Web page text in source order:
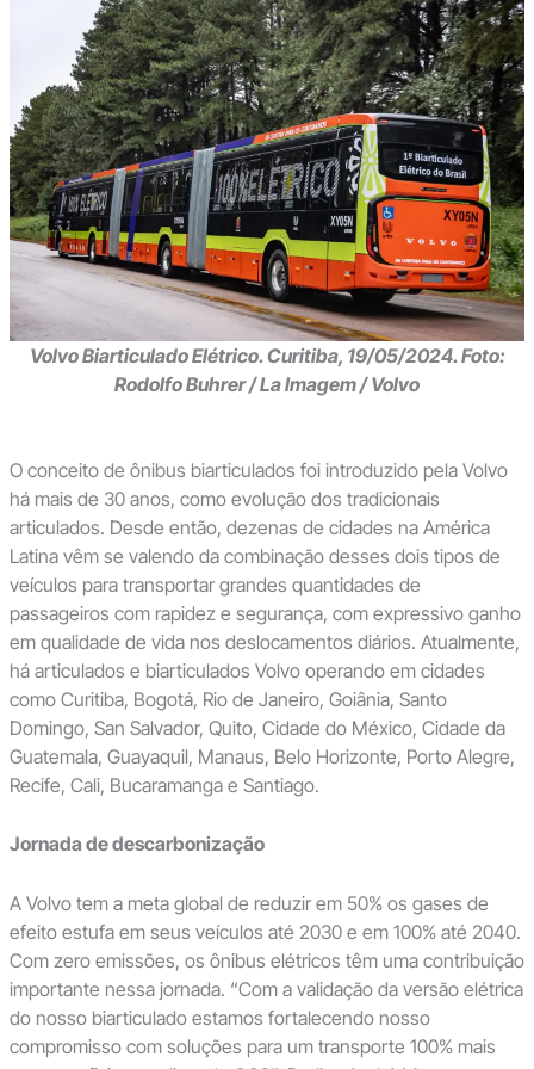
Volvo Biarticulado Elétrico. Curitiba, 19/05/2024. Foto:
Rodolfo Buhrer / La Imagem / Volvo
O conceito de ônibus biarticulados foi introduzido pela Volvo
há mais de 30 anos, como evolução dos tradicionais
articulados. Desde então, dezenas de cidades na América
Latina vêm se valendo da combinação desses dois tipos de
veículos para transportar grandes quantidades de
passageiros com rapidez e segurança, com expressivo ganho
em qualidade de vida nos deslocamentos diários. Atualmente,
há articulados e biarticulados Volvo operando em cidades
como Curitiba, Bogotá, Rio de Janeiro, Goiânia, Santo
Domingo, San Salvador, Quito, Cidade do México, Cidade da
Guatemala, Guayaquil, Manaus, Belo Horizonte, Porto Alegre,
Recife, Cali, Bucaramanga e Santiago.
Jornada de descarbonização
A Volvo tem a meta global de reduzir em 50% os gases de
efeito estufa em seus veículos até 2030 e em 100% até 2040.
Com zero emissões, os ônibus elétricos têm uma contribuição
importante nessa jornada. “Com a validação da versão elétrica
do nosso biarticulado estamos fortalecendo nosso
compromisso com soluções para um transporte 100% mais